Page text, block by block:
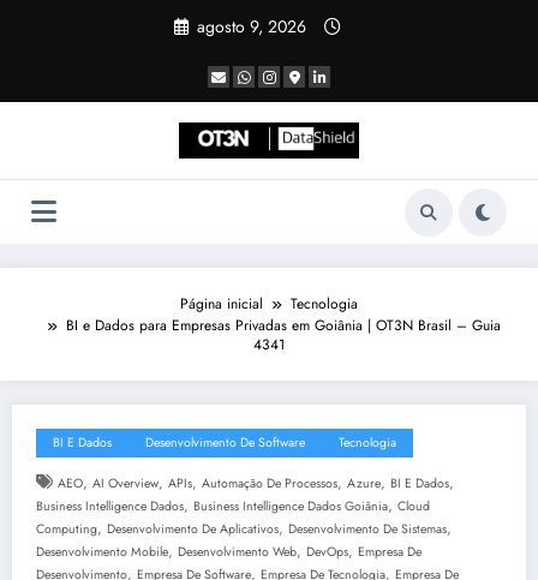
agosto 9, 2026
Página inicial
Tecnologia
BI e Dados para Empresas Privadas em Goiânia | OT3N Brasil – Guia
4341
BI E Dados Desenvolvimento De Software Tecnologia
AEO, AI Overview, APIs, Automação De Processos, Azure, BI E Dados,
Business Intelligence Dados, Business Intelligence Dados Goiânia, Cloud
Computing, Desenvolvimento De Aplicativos, Desenvolvimento De Sistemas,
Desenvolvimento Mobile, Desenvolvimento Web, DevOps, Empresa De
Desenvolvimento, Empresa De Software, Empresa De Tecnologia, Empresa De